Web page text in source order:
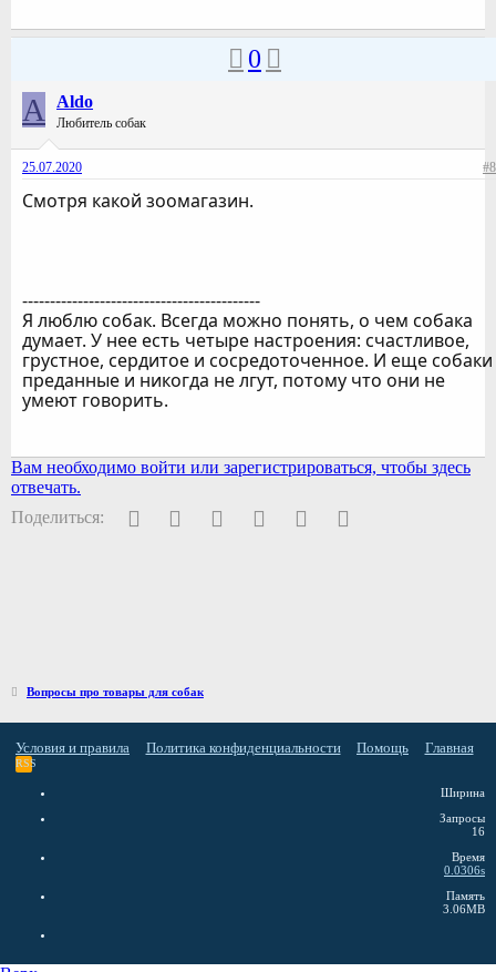
0
A Aldo
Любитель собак
25.07.2020 #8
Смотря какой зоомагазин.
-------------------------------------------
Я люблю собак. Всегда можно понять, о чем собака
думает. У нее есть четыре настроения: счастливое,
грустное, сердитое и сосредоточенное. И еще собаки
преданные и никогда не лгут, потому что они не
умеют говорить.
Вам необходимо войти или зарегистрироваться, чтобы здесь
отвечать.
Поделиться:
FacebookTwitter PinterestWhatsAppЭлектронная почта
Вопросы про товары для собак
Условия и правила Политика конфиденциальности Помощь Главная
RSS
Ширина
Запросы
16
Время
0.0306s
Память
3.06MB